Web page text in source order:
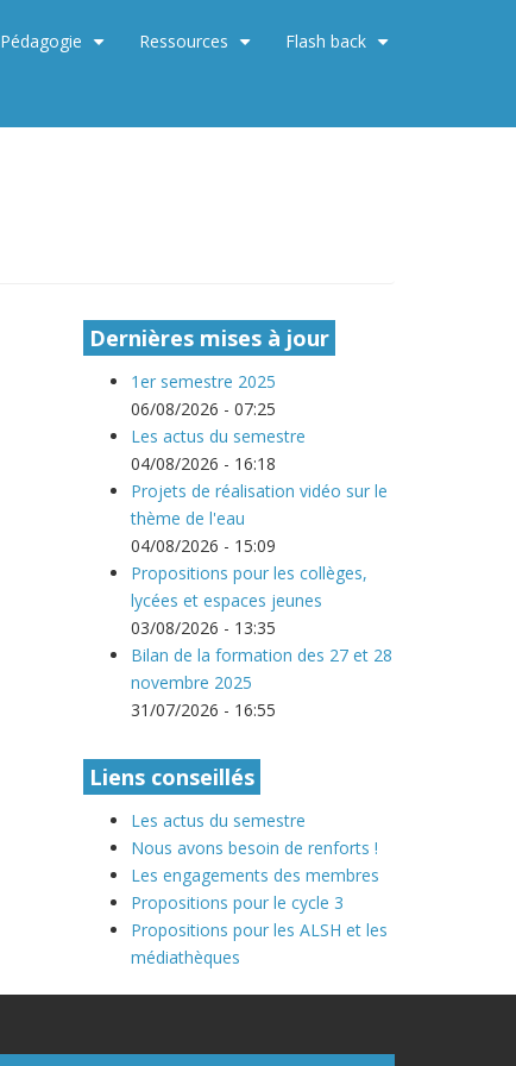
Pédagogie Ressources Flash back
Dernières mises à jour
1er semestre 2025
06/08/2026 - 07:25
Les actus du semestre
04/08/2026 - 16:18
Projets de réalisation vidéo sur le
thème de l'eau
04/08/2026 - 15:09
Propositions pour les collèges,
lycées et espaces jeunes
03/08/2026 - 13:35
Bilan de la formation des 27 et 28
novembre 2025
31/07/2026 - 16:55
Liens conseillés
Les actus du semestre
Nous avons besoin de renforts !
Les engagements des membres
Propositions pour le cycle 3
Propositions pour les ALSH et les
médiathèques